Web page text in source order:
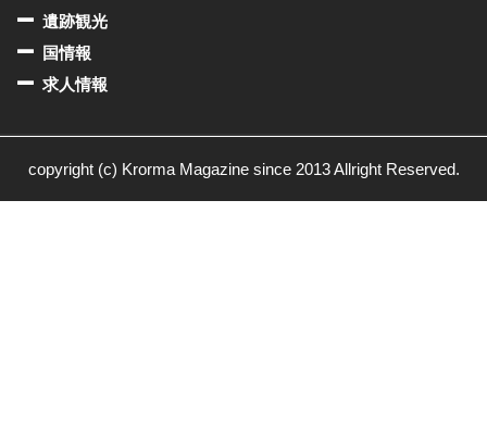
遺跡観光
国情報
求人情報
copyright (c) Krorma Magazine since 2013 Allright Reserved.